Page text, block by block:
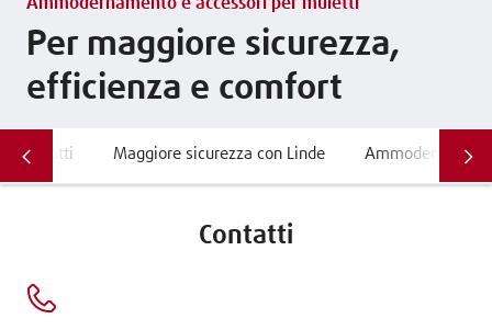
Per maggiore sicurezza,
efficienza e comfort
Contatti Maggiore sicurezza con Linde
Contatti